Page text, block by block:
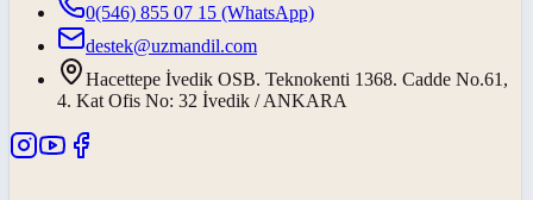
0(546) 855 07 15 (WhatsApp)
destek@uzmandil.com
Hacettepe İvedik OSB. Teknokenti 1368. Cadde No.61,
4. Kat Ofis No: 32 İvedik / ANKARA